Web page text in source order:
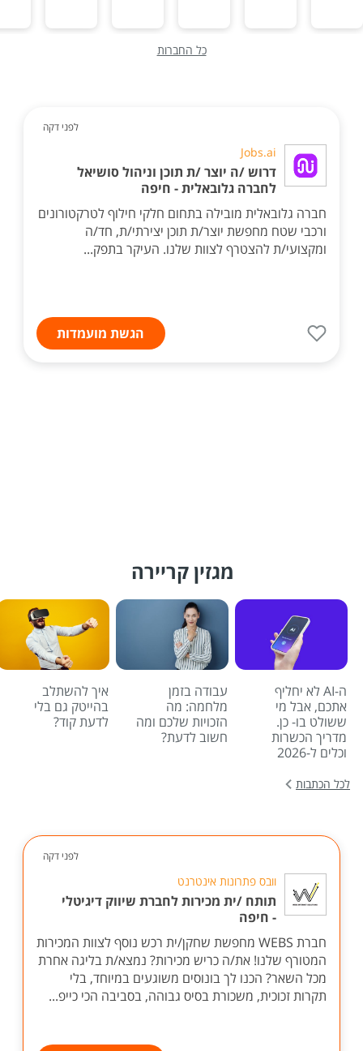
כל החברות
לפני דקה
Jobs.ai
דרוש /ה יוצר /ת תוכן וניהול סושיאל
לחברה גלובאלית - חיפה
חברה גלובאלית מובילה בתחום חלקי חילוף לטרקטורונים
ורכבי שטח מחפשת יוצר/ת תוכן יצירתי/ת, חד/ה
ומקצועי/ת להצטרף לצוות שלנו. העיקר בתפק...
הגשת מועמדות
מגזין קריירה
ה-AI לא יחליף
אתכם, אבל מי
ששולט בו- כן.
מדריך הכשרות
וכלים ל-2026
עבודה בזמן
מלחמה: מה
הזכויות שלכם ומה
חשוב לדעת?
איך להשתלב
בהייטק גם בלי
לדעת קוד?
לכל הכתבות
לפני דקה
וובס פתרונות אינטרנט
תותח /ית מכירות לחברת שיווק דיגיטלי
- חיפה
חברת WEBS מחפשת שחקן/ית רכש נוסף לצוות המכירות
המטורף שלנו! את/ה כריש מכירות? נמצא/ת בליגה אחרת
מכל השאר? הכנו לך בונוסים משוגעים במיוחד, בלי
תקרות זכוכית, משכורת בסיס גבוהה, בסביבה הכי כייפ...